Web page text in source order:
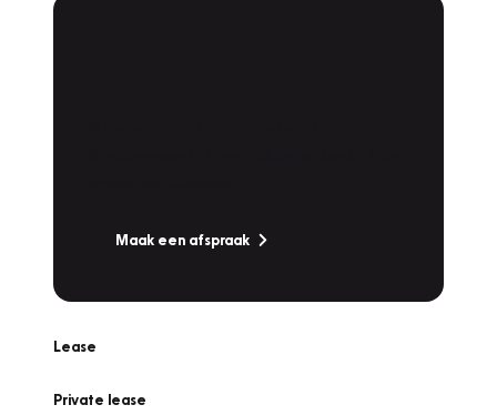
Maak een afspraak
Lease
Private lease